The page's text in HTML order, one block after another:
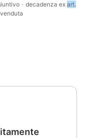
· decadenza ex art.